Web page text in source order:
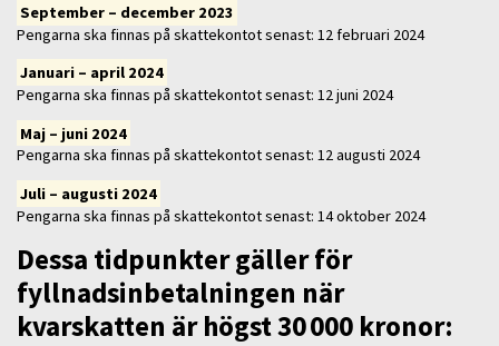
September – december 2023
Pengarna ska finnas på skattekontot senast: 12 februari 2024
Januari – april 2024
Pengarna ska finnas på skattekontot senast: 12 juni 2024
Maj – juni 2024
Pengarna ska finnas på skattekontot senast: 12 augusti 2024
Juli – augusti 2024
Pengarna ska finnas på skattekontot senast: 14 oktober 2024
Dessa tidpunkter gäller för
fyllnadsinbetalningen när
kvarskatten är högst 30 000 kronor: